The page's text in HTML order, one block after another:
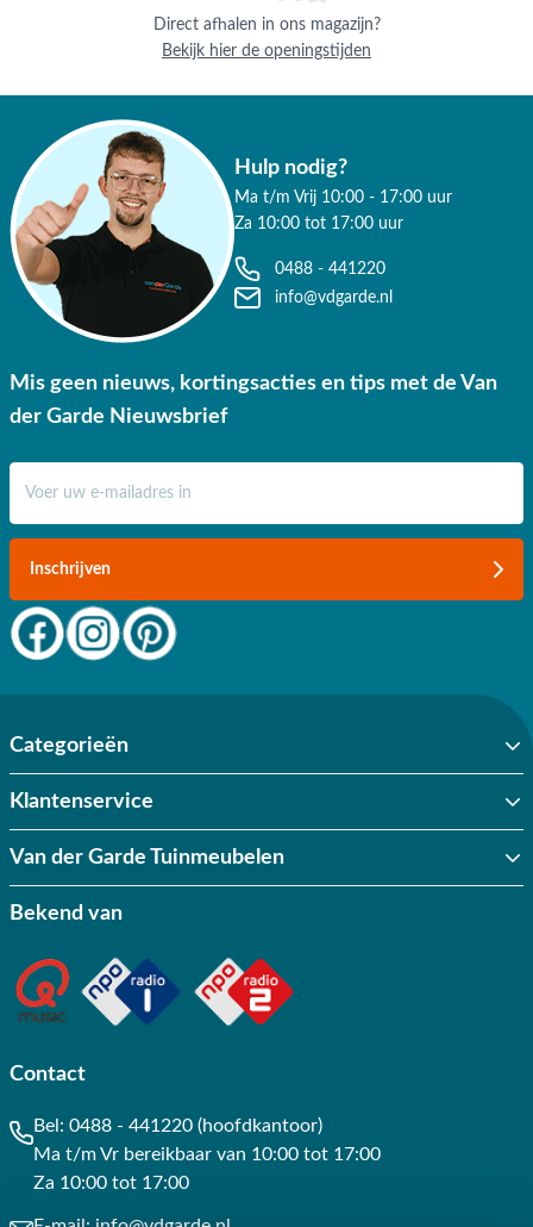
Direct afhalen in ons magazijn?
Bekijk hier de openingstijden
Hulp nodig?
Ma t/m Vrij 10:00 - 17:00 uur
Za 10:00 tot 17:00 uur
0488 - 441220
info@vdgarde.nl
Mis geen nieuws, kortingsacties en tips met de Van
der Garde Nieuwsbrief
Inschrijven
Categorieën
Klantenservice
Van der Garde Tuinmeubelen
Bekend van
Contact
Bel: 0488 - 441220 (hoofdkantoor)
Ma t/m Vr bereikbaar van 10:00 tot 17:00
Za 10:00 tot 17:00